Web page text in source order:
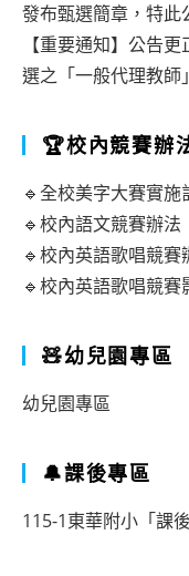
發布甄選簡章，特此
【重要通知】公告
選之「一般代理教師
🏆校內競賽辦
🔹全校美字大賽實施
🔹校內語文競賽辦法
🔹校內英語歌唱競賽
🔹校內英語歌唱競賽
🧸幼兒園專區
幼兒園專區
🔔課後專區
115-1東華附小「課